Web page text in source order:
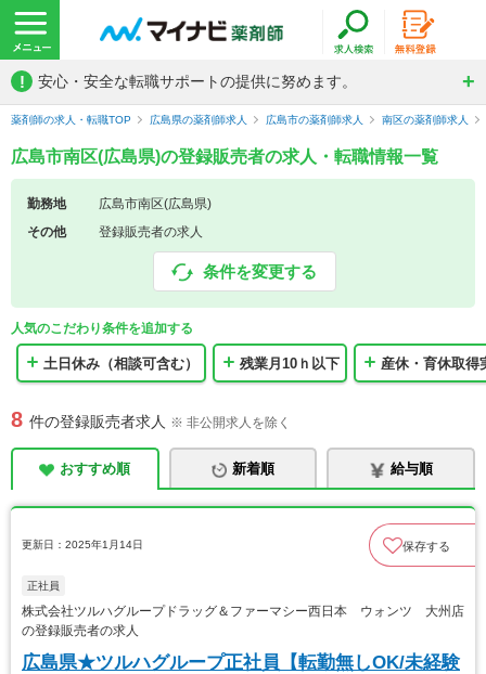
! 安心・安全な転職サポートの提供に努めます。
薬剤師の求人・転職TOP 広島県の薬剤師求人 広島市の薬剤師求人 南区の薬剤師求人
広島市南区(広島県)の登録販売者の求人・転職情報一覧
勤務地
広島市南区(広島県)
その他
登録販売者の求人
条件を変更する
人気のこだわり条件を追加する
土日休み（相談可含む） 残業月10ｈ以下 産休・育休取得
8 件の登録販売者求人 ※ 非公開求人を除く
おすすめ順 新着順 給与順
更新日：2025年1月14日 保存する
正社員
株式会社ツルハグループドラッグ＆ファーマシー西日本 ウォンツ 大州店
の登録販売者の求人
広島県★ツルハグループ正社員【転勤無しOK/未経験